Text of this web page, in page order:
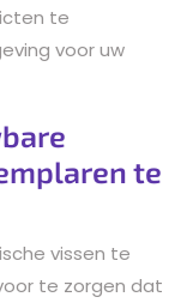
te
voor uw
te
vissen te
te zorgen dat